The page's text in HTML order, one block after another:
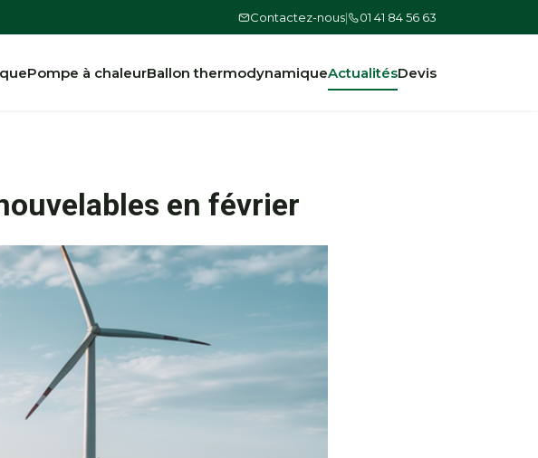
Contactez-nous| 01 41 84 56 63
Pompe à chaleurBallon thermodynamiqueActualitésDevis
en février